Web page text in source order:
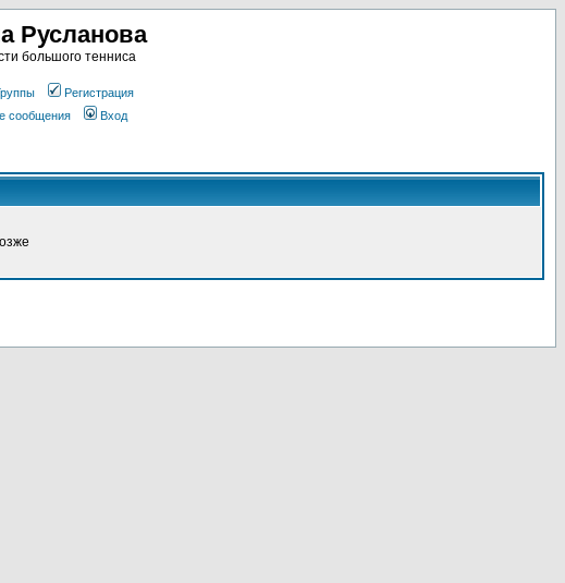
Русланова
большого тенниса
Регистрация
сообщения Вход